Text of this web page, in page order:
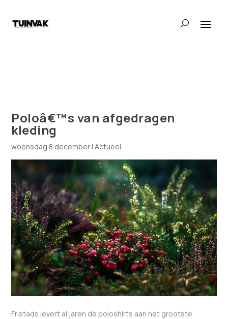
Poloâ€™s van afgedragen
kleding
woensdag 8 december |Actueel
Fristads levert al jaren de poloshirts aan het grootste